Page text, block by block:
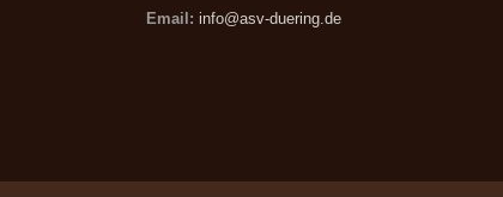
Email: info@asv-duering.de